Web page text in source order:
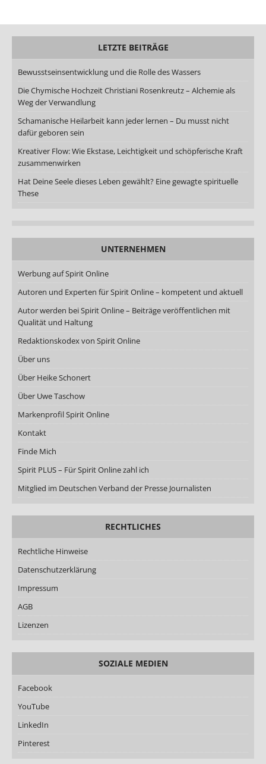
LETZTE BEITRÄGE
Bewusstseinsentwicklung und die Rolle des Wassers
Die Chymische Hochzeit Christiani Rosenkreutz – Alchemie als
Weg der Verwandlung
Schamanische Heilarbeit kann jeder lernen – Du musst nicht
dafür geboren sein
Kreativer Flow: Wie Ekstase, Leichtigkeit und schöpferische Kraft
zusammenwirken
Hat Deine Seele dieses Leben gewählt? Eine gewagte spirituelle
These
UNTERNEHMEN
Werbung auf Spirit Online
Autoren und Experten für Spirit Online – kompetent und aktuell
Autor werden bei Spirit Online – Beiträge veröffentlichen mit
Qualität und Haltung
Redaktionskodex von Spirit Online
Über uns
Über Heike Schonert
Über Uwe Taschow
Markenprofil Spirit Online
Kontakt
Finde Mich
Spirit PLUS – Für Spirit Online zahl ich
Mitglied im Deutschen Verband der Presse Journalisten
RECHTLICHES
Rechtliche Hinweise
Datenschutzerklärung
Impressum
AGB
Lizenzen
SOZIALE MEDIEN
Facebook
YouTube
LinkedIn
Pinterest